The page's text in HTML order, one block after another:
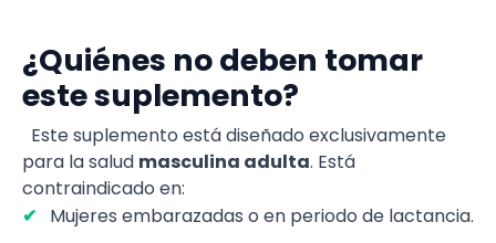
¿Quiénes no deben tomar
este suplemento?
Este suplemento está diseñado exclusivamente
para la salud masculina adulta. Está
contraindicado en:
Mujeres embarazadas o en periodo de lactancia.